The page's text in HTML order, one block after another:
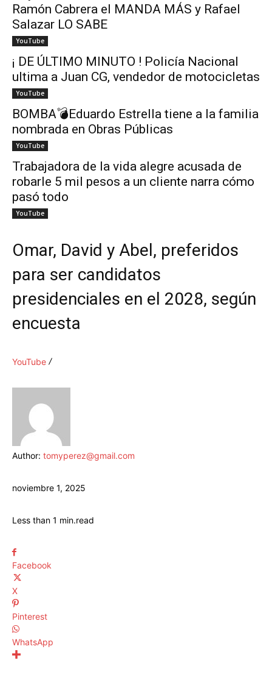
Ramón Cabrera el MANDA MÁS y Rafael
Salazar LO SABE
YouTube
¡ DE ÚLTIMO MINUTO ! Policía Nacional
ultima a Juan CG, vendedor de motocicletas
YouTube
BOMBA💣Eduardo Estrella tiene a la familia
nombrada en Obras Públicas
YouTube
Trabajadora de la vida alegre acusada de
robarle 5 mil pesos a un cliente narra cómo
pasó todo
YouTube
Omar, David y Abel, preferidos
para ser candidatos
presidenciales en el 2028, según
encuesta
YouTube
Author: tomyperez@gmail.com
noviembre 1, 2025
Less than 1 min.read
Facebook
X
Pinterest
WhatsApp